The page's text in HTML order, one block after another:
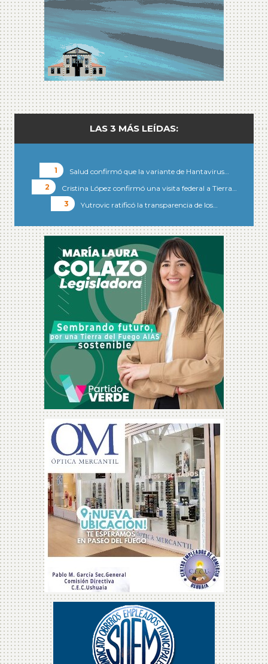
LAS 3 MÁS LEÍDAS:
Salud confirmó que la variante de Hantavirus…
Cristina López confirmó una visita federal a Tierra…
Yutrovic ratificó la transparencia de los…